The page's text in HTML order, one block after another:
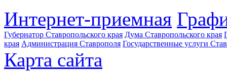
Интернет-приемная
Губернатор Ставропольского края Дума Ставропольского края
края Администрация Ставрополя Государственные услуги
Карта сайта